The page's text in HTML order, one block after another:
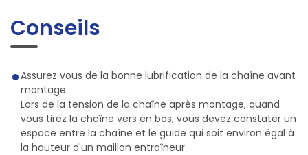
Conseils
Assurez vous de la bonne lubrification de la chaîne avant
montage
Lors de la tension de la chaîne après montage, quand
vous tirez la chaîne vers en bas, vous devez constater un
espace entre la chaîne et le guide qui soit environ égal à
la hauteur d'un maillon entraîneur.